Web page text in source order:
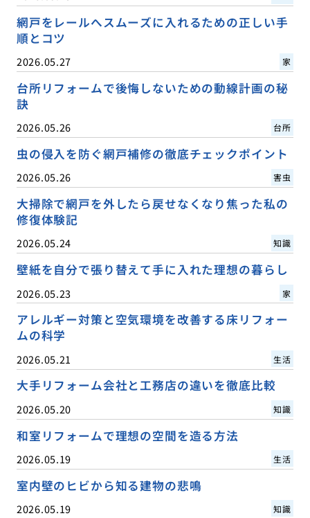
網戸をレールへスムーズに入れるための正しい手
順とコツ
2026.05.27 家
台所リフォームで後悔しないための動線計画の秘
訣
2026.05.26 台所
虫の侵入を防ぐ網戸補修の徹底チェックポイント
2026.05.26 害虫
大掃除で網戸を外したら戻せなくなり焦った私の
修復体験記
2026.05.24 知識
壁紙を自分で張り替えて手に入れた理想の暮らし
2026.05.23 家
アレルギー対策と空気環境を改善する床リフォー
ムの科学
2026.05.21 生活
大手リフォーム会社と工務店の違いを徹底比較
2026.05.20 知識
和室リフォームで理想の空間を造る方法
2026.05.19 生活
室内壁のヒビから知る建物の悲鳴
2026.05.19 知識